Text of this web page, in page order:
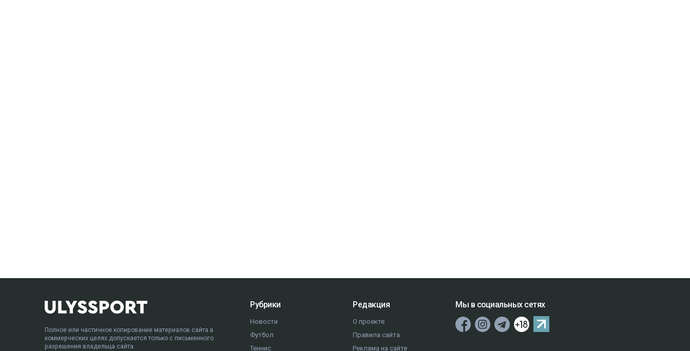
Полное или частичное копирование материалов сайта в
коммерческих целях допускается только с письменного
разрешения владельца сайта.
Рубрики
Новости
Футбол
Теннис
Редакция
О проекте
Правила сайта
Реклама на сайте
Мы в социальных сетях